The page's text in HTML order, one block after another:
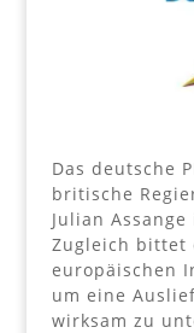
Das deutsche
britische
Julian
Zugleich bittet
europäischen
um eine
wirksam zu